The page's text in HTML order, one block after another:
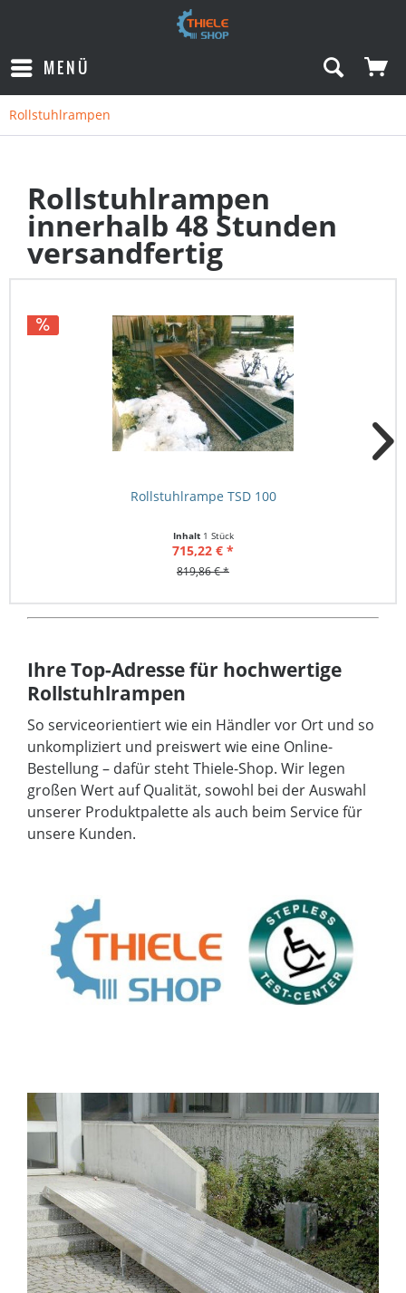
MENÜ
Rollstuhlrampen
Rollstuhlrampen
innerhalb 48 Stunden
versandfertig
Rollstuhlrampe TSD 100
Inhalt 1 Stück
715,22 € *
819,86 € *
Ihre Top-Adresse für hochwertige
Rollstuhlrampen
So serviceorientiert wie ein Händler vor Ort und so
unkompliziert und preiswert wie eine Online-
Bestellung – dafür steht Thiele-Shop. Wir legen
großen Wert auf Qualität, sowohl bei der Auswahl
unserer Produktpalette als auch beim Service für
unsere Kunden.